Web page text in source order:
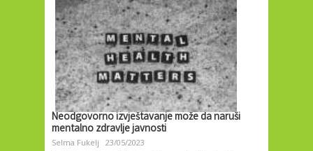
Neodgovorno izvještavanje može da naruši
mentalno zdravlje javnosti
Selma Fukelj 23/05/2023